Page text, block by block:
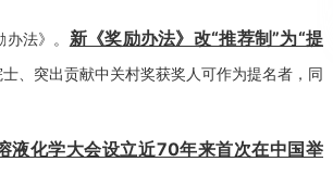
法》。 新《奖励办法》改“推荐制”为“提
、突出贡献中关村奖获奖人可作为提名者，同
液化学大会设立近70年来首次在中国举